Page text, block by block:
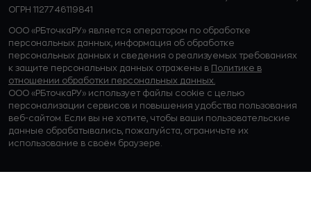
ОГРН 1127746119841
ООО «РБточкаРУ» является оператором по обработке
персональных данных, информация об обработке
персональных данных и сведения о реализуемых требованиях
к защите персональных данных отражены в Политике в
отношении обработки персональных данных.
ООО «РБточкаРУ» использует файлы cookie с целью
персонализации сервисов и повышения удобства пользования
веб-сайтом. Если вы не хотите, чтобы ваши пользовательские
данные обрабатывались, пожалуйста, ограничьте их
использование в своём браузере.